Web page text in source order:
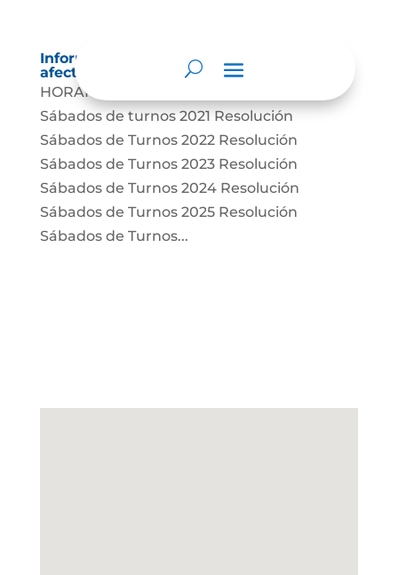
Información sobre decisiones que puede
afectar al público
HORARIO ACTUALIZADO Resolución
Sábados de turnos 2021 Resolución
Sábados de Turnos 2022 Resolución
Sábados de Turnos 2023 Resolución
Sábados de Turnos 2024 Resolución
Sábados de Turnos 2025 Resolución
Sábados de Turnos...